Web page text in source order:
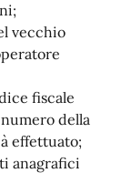
vecchio
fiscale
della
effettuato;
anagrafici